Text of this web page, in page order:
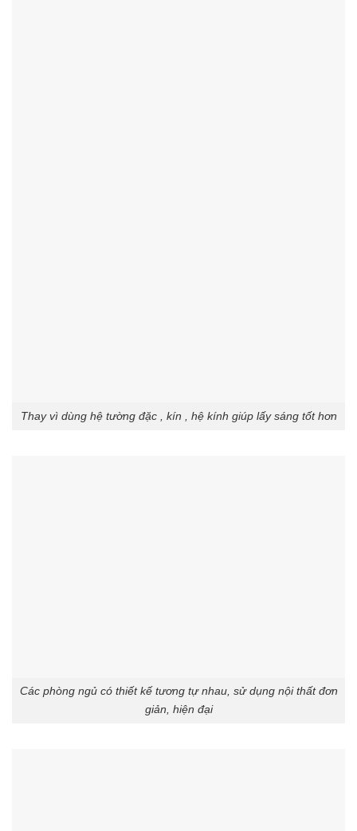
Thay vì dùng hệ tường đặc , kín , hệ kính giúp lấy sáng tốt hơn
Các phòng ngủ có thiết kế tương tự nhau, sử dụng nội thất đơn
giản, hiện đại